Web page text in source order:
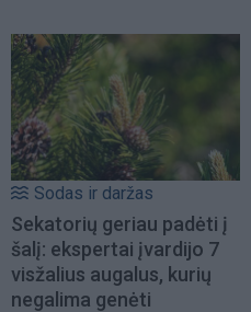
Sodas ir daržas
Sekatorių geriau padėti į
šalį: ekspertai įvardijo 7
visžalius augalus, kurių
negalima genėti